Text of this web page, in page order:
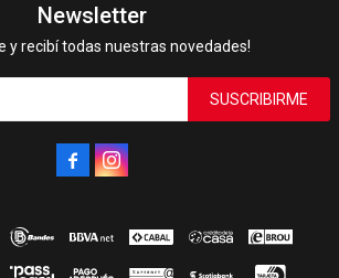
Newsletter
y recibí todas nuestras novedades!
SUSCRIBIRME
 